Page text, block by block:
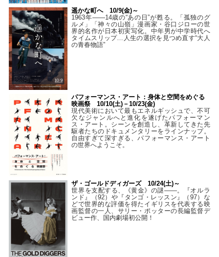
遥かな町へ 10/9(金)～
1963年――14歳の“あの日”が甦る。「孤独のグ
ルメ」「神々の山嶺」漫画家・谷口ジローの世
界的名作が日本初実写化。中年男が中学時代へ
タイムスリップ…人生の選択を見つめ直す“大人
の青春物語”
パフォーマンス・アート：身体と空間をめぐる
映画祭 10/10(土)－10/23(金)
現代美術において最もエネルギッシュで、不可
欠なジャンルへと進化を遂げたパフォーマン
ス・アート。シーンを創造し、革新してきた先
駆者たちのドキュメンタリーをラインナップ。
自由すぎて深すぎる、パフォーマンス・アート
の世界へようこそ。
ザ・ゴールドディガーズ 10/24(土)～
世界を支配する、《黄金》の謎――。『オルラ
ンド』（92）や『タンゴ・レッスン』（97）な
どで世界的な評価を得たイギリスを代表する映
画監督の一人、サリー・ポッターの長編監督デ
ビュー作、国内劇場初公開！